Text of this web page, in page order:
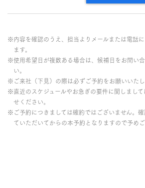
※内容を確認のうえ、担当よりメールまたは電話
ます。
※使用希望日が複数ある場合は、候補日をお問い
い。
※ご来社（下見）の際は必ずご予約をお願いいたし
※直近のスケジュールやお急ぎの要件に関しまし
せください。
※ご予約につきましては確約ではございません。
ていただいてからの本予約となりますので予めご